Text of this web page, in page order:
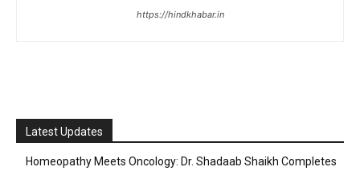
https://hindkhabar.in
Latest Updates
Homeopathy Meets Oncology: Dr. Shadaab Shaikh Completes